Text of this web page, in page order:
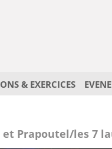
& EXERCICES
et Prapoutel/les 7